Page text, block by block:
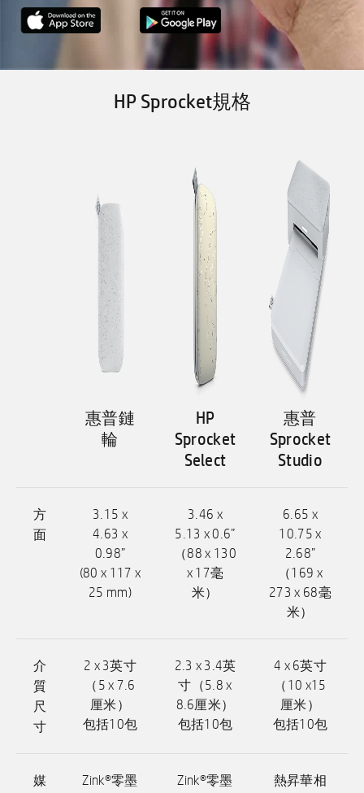
HP Sprocket規格
惠普鏈
輪
HP
Sprocket
Select
惠普
Sprocket
Studio
方
面
3.15 x
4.63 x
0.98”
(80 x 117 x
25 mm)
3.46 x
5.13 x 0.6”
（88 x 130
x 17毫
米）
6.65 x
10.75 x
2.68”
（169 x
273 x 68毫
米）
介
質
尺
寸
2 x 3英寸
（5 x 7.6
厘米）
包括10包
2.3 x 3.4英
寸（5.8 x
8.6厘米）
包括10包
4 x 6英寸
（10 x15
厘米）
包括10包
媒
Zink®零墨
Zink®零墨
熱昇華相